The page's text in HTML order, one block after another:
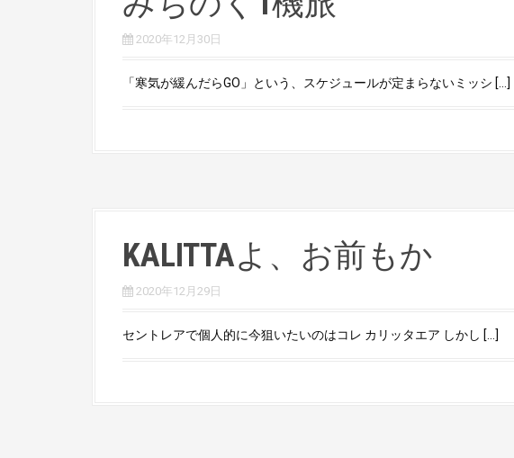
2020年12月30日
「寒気が緩んだらGO」という、スケジュールが定まらないミッシ […]
KALITTAよ、お前もか
2020年12月29日
セントレアで個人的に今狙いたいのはコレ カリッタエア しかし […]